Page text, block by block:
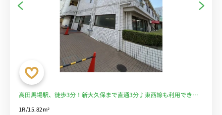
高田馬場駅、徒歩3分！新大久保まで直通3分♪東西線も利用でき複
数路線の利用可能■飲食店やスーパーも多く生活環境良好♪駅早稲田
1R/15.82m²